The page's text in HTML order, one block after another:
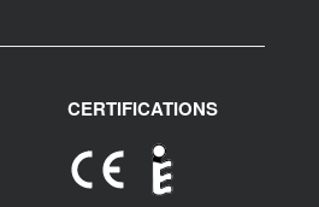
CERTIFICATIONS